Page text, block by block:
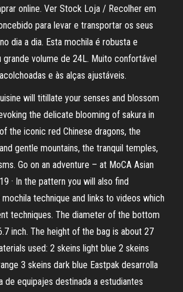
online. Ver Stock Loja / Recolher em
para levar e transportar os seus
dia a dia. Esta mochila é robusta e
volume de 24L. Muito confortável
e às alças ajustáveis.
will titillate your senses and blossom
the delicate blooming of sakura in
the iconic red Chinese dragons, the
gentle mountains, the tranquil temples,
Go on an adventure – at MoCA Asian
· In the pattern you will also find
technique and links to videos which
techniques. The diameter of the bottom
inch. The height of the bag is about 27
used: 2 skeins light blue 2 skeins
3 skeins dark blue Eastpak desarrolla
de equipajes destinada a estudiantes